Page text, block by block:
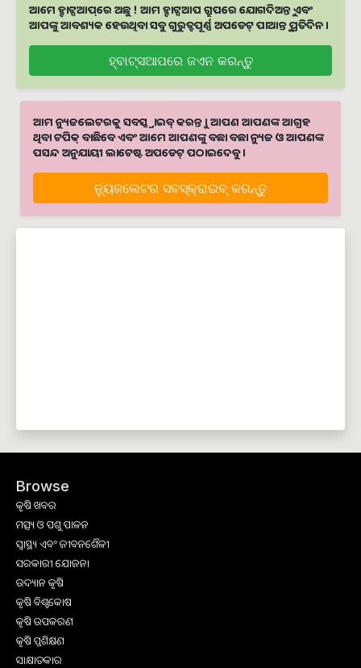
ଆମେ ହ୍ବାଟ୍ସଆପ୍‌ରେ ଅଛୁ ! ଆମ ହ୍ବାଟ୍ସଆପ ଗ୍ରୁପରେ ଯୋଗଦିଅନ୍ତୁ ଏବଂ
ଆପଙ୍କୁ ଆବଶ୍ୟକ ହେଉଥିବା ସବୁ ଗୁରୁତ୍ବପୂର୍ଣ୍ଣ ଅପଡେଟ୍‌ ପାଆନ୍ତୁ ପ୍ରତିଦିନ ।
ହ୍ବାଟ୍ସଆପରେ ଜଏନ କରନ୍ତୁ
ଆମ ନ୍ୟୁଜଲେଟରକୁ ସବସ୍କ୍ରାଇବ୍ କରନ୍ତୁ । ଆପଣ ଆପଣଙ୍କ ଆଗ୍ରହ
ଥିବା ଟପିକ୍‌ ବାଛିବେ ଏବଂ ଆମେ ଆପଣଙ୍କୁ ବଛା ବଛା ନ୍ୟୁଜ ଓ ଆପଣଙ୍କ
ପସନ୍ଦ ଅନୁଯାୟୀ ଲାଟେଷ୍ଟ ଅପଡେଟ୍‌ ପଠାଇଦେବୁ ।
ନ୍ୟୁଜଲେଟର ସବସ୍କ୍ରାଇବ୍‌ କରନ୍ତୁ
Browse
କୃଷି ଖବର
ମତ୍ସ୍ୟ ଓ ପଶୁ ପାଳନ
ସ୍ୱାସ୍ଥ୍ୟ ଏବଂ ଜୀବନଶୈଳୀ
ସରକାରୀ ଯୋଜନା
ଉଦ୍ୟାନ କୃଷି
କୃଷି ବିଶ୍ବକୋଷ
କୃଷି ଉପକରଣ
କୃଷି ପ୍ରଶିକ୍ଷଣ
ସାକ୍ଷାତକାର